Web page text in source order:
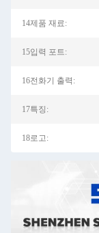
14제품 재료:
15입력 포트:
16전화기 출력:
17특징:
18로고: